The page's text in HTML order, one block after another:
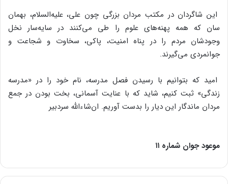
این‌ شاگردان‌ در مکتب‌ مردان‌ بزرگی‌ چون‌ علی‌، علیه‌السلام‌، بهمان‌
سان‌ که‌ همه‌ پهنه‌های‌ علوم‌ را طی‌ می‌کنند در سایه‌سار نخل‌
وجودشان‌ مردم‌ را در پناه‌ امنیت‌، پاکی‌، سخاوت‌ و شجاعت‌ و
جوانمردی‌ می‌گیرند.
امید که‌ بتوانیم‌ با رسیدن‌ فصل‌ مدرسه‌، نام‌ خود را در «مدرسه‌
زندگی‌» ثبت‌ کنیم‌، شاید که‌ با عنایت‌ آسمانی‌، بخت‌ بودن‌ در جمع‌
مردان‌ ماندگار این‌ دیار را بدست‌ آوریم‌. ان‌شاءالله‌ سردبیر
موعود جوان‌ شماره ۱۱